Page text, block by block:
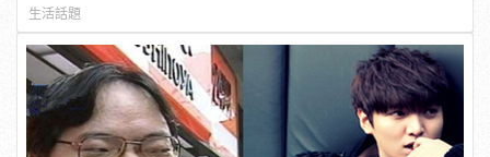
連結！ | manfashion這樣變型男
生活話題